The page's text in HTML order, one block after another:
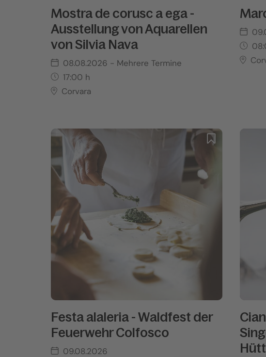
Mostra de corusc a ega -
Ausstellung von Aquarellen
von Silvia Nava
08.08.2026 - Mehrere Termine
17:00 h
Corvara
Festa alaleria - Waldfest der
Feuerwehr Colfosco
09.08.2026